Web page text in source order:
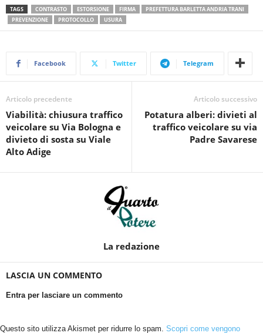
TAGS CONTRASTO ESTORSIONE FIRMA
PREFETTURA BARLETTA ANDRIA TRANI
PREVENZIONE
PROTOCOLLO USURA
Facebook Twitter Telegram
Articolo precedente
Viabilità: chiusura traffico
veicolare su Via Bologna e
divieto di sosta su Viale
Alto Adige
Articolo successivo
Potatura alberi: divieti al
traffico veicolare su via
Padre Savarese
La redazione
LASCIA UN COMMENTO
Entra per lasciare un commento
Questo sito utilizza Akismet per ridurre lo spam. Scopri come vengono